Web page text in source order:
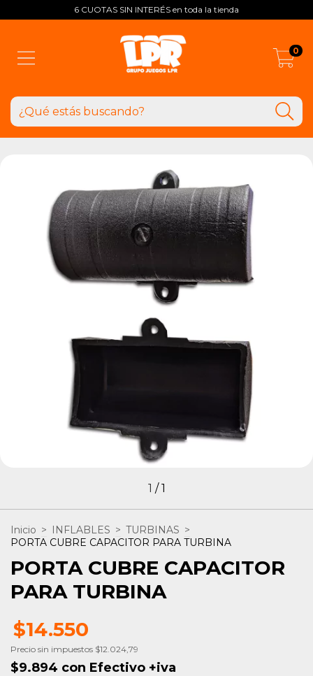
6 CUOTAS SIN INTERÉS en toda la tienda
0
1 /1
Inicio > INFLABLES > TURBINAS >
PORTA CUBRE CAPACITOR PARA TURBINA
PORTA CUBRE CAPACITOR
PARA TURBINA
$14.550
Precio sin impuestos $12.024,79
$9.894 con Efectivo +iva